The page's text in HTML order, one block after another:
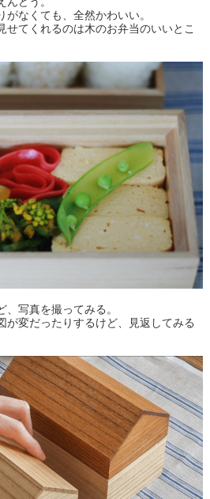
なくても、全然かわいい。
せてくれるのは木のお弁当のいいとこ
写真を撮ってみる。
が変だったりするけど、見返してみる